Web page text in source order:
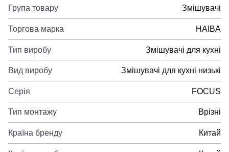
Група товару Змішувачі
Торгова марка HAIBA
Тип виробу Змішувачі для кухні
Вид виробу Змішувачі для кухні низькі
Серія FOCUS
Тип монтажу Врізні
Країна бренду Китай